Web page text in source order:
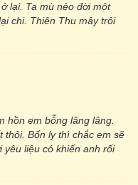
lại. Ta mù nẻo đời một
chi. Thiên Thu mây trôi
hồn em bỗng lâng lâng.
thôi. Bốn ly thì chắc em sẽ
yêu liệu có khiến anh rối